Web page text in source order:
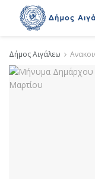
Δήμος Αιγάλεω